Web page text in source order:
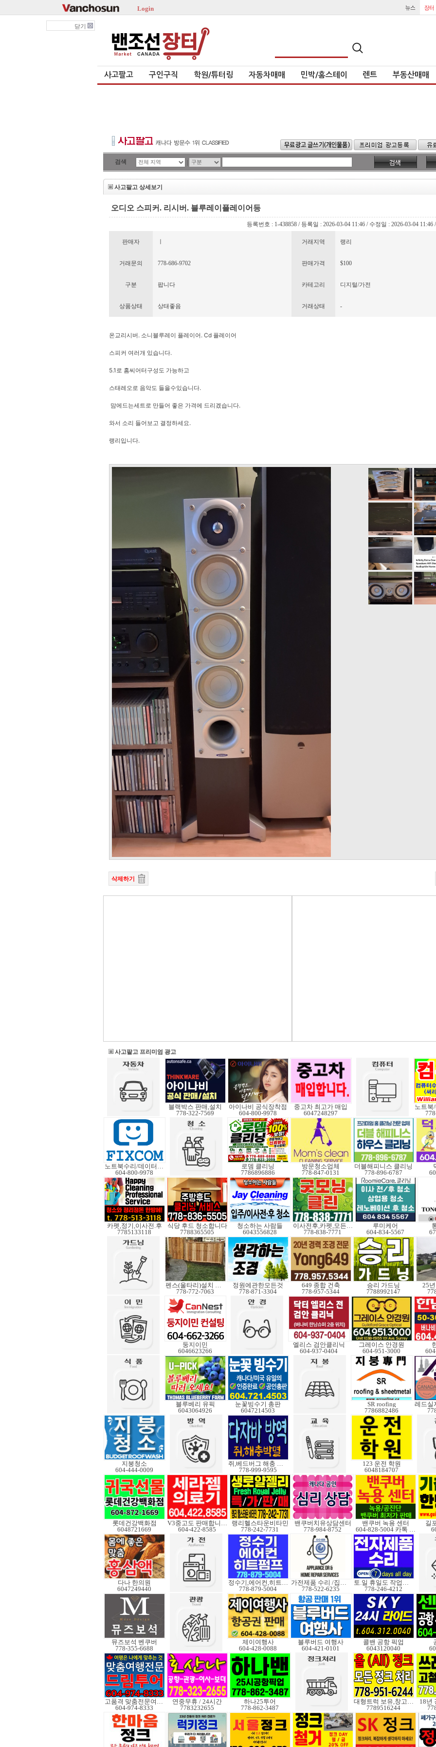
Login
닫기
사고팔고 구인구직 학원/튜터링 자동차매매 민박/홈스테이 렌트 부동산매매
검색 |
사고팔고 상세보기
오디오 스피커. 리시버. 블루레이플레이어등
등록번호 : 1-438858 / 등록일 : 2026-03-04 11:46 / 수정일 : 2026-03-04
판매자 거래지역 랭리
거래문의 778-686-9702 판매가격 $100
구분 팝니다 카테고리 디지털/가전
상품상태 상태좋음 거래상태 -
온교리시버. 소니블루레이 플레이어. Cd 플레이어
스피커 여러개 있습니다.
5.1로 홈씨어터구성도 가능하고
스태레오로 음악도 들을수있습니다.
맘에드는세트로 만들어 좋은 가격에 드리겠습니다.
와서 소리 들어보고 결정하세요.
랭리입니다.
삭제하기
사고팔고 프리미엄 광고
블랙박스 판매,설치
778-322-7569
아이나비 공식장착점
604-800-9978
중고차 최고가 매입
6047248297
노트북수리/데이터복구
604-800-9978
로뎀 클리닝
7786896886
방문청소업체
778-847-0131
더블해피니스 클리닝
778-896-6787
카펫,정기,이사전.후
7785133118
식당 후드 청소합니다
7788365505
청소하는 사람들
6043556828
이사전후,카펫,모든청소
778-838-7771
루미케어
604-834-5567
펜스(울타리)설치 수리
778-772-7063
정원에관한모든것
778-871-3304
649 종합 건축
778-957-5344
승리 가드닝
7788992147
25
둥지이민
6046623266
엘리스 검안클리닉
604-937-0404
그레이스 안경원
604-951-3000
블루베리 유픽
6043064926
눈꽃빙수기 총판
6047214503
SR roofing
7786882486
지붕청소
604-444-0009
쥐,베드버그 해충 박멸
778-999-9595
123 운전 학원
6048184707
롯데건강백화점
6048721669
V3중고도 판매합니다.
604-422-8585
랭리헬스타운비타민
778-242-7731
밴쿠버치유상담센터
778-984-8752
밴쿠버 녹용 센터
604-828-5004 카톡 Elkcanada
길
다나 한의원
6047249440
정수기,에어컨,히트펌프
778-879-5004
가전제품 수리 /집수리
778-522-6235
토.일 휴일도 작업가능
778-246-4212
뮤즈보석 벤쿠버
778-355-6688
제이여행사
604-428-0088
블루버드 여행사
604-421-0101
콜밴 공항 픽업
6043120040
고품격 맞춤전문여행사
604-974-8333
연중무휴 / 24시간
7783232655
하나25투어
778-862-3487
대형트럭 보유,창고보관
7789516244
18년